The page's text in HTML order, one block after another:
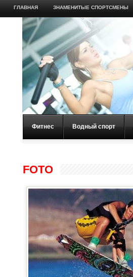
ГЛАВНАЯ ЗНАМЕНИТЫЕ СПОРТСМЕНЫ
Фитнес Водный спорт
FOTO